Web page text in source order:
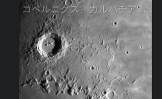
コペルニクス、カルパチア山脈付近